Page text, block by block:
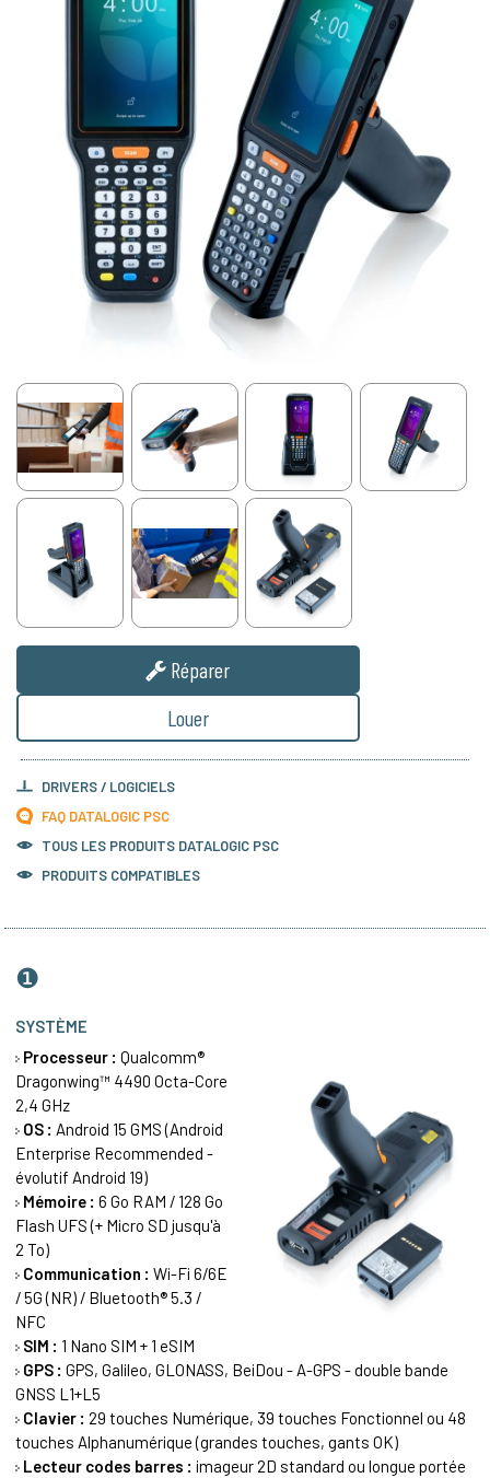
Réparer
Louer
DRIVERS / LOGICIELS
FAQ DATALOGIC PSC
TOUS LES PRODUITS DATALOGIC PSC
PRODUITS COMPATIBLES
❶
SYSTÈME
Processeur : Qualcomm®
Dragonwing™ 4490 Octa-Core
2,4 GHz
OS : Android 15 GMS (Android
Enterprise Recommended -
évolutif Android 19)
Mémoire : 6 Go RAM / 128 Go
Flash UFS (+ Micro SD jusqu'à
2 To)
Communication : Wi-Fi 6/6E
/ 5G (NR) / Bluetooth® 5.3 /
NFC
SIM : 1 Nano SIM + 1 eSIM
GPS : GPS, Galileo, GLONASS, BeiDou - A-GPS - double bande
GNSS L1+L5
Clavier : 29 touches Numérique, 39 touches Fonctionnel ou 48
touches Alphanumérique (grandes touches, gants OK)
Lecteur codes barres : imageur 2D standard ou longue portée